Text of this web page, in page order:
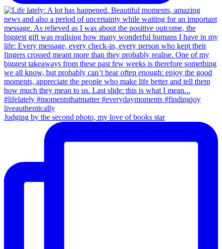
Judging by the second photo, my love of books star